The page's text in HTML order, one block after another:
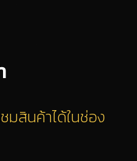
มสินค้าได้ในช่อง